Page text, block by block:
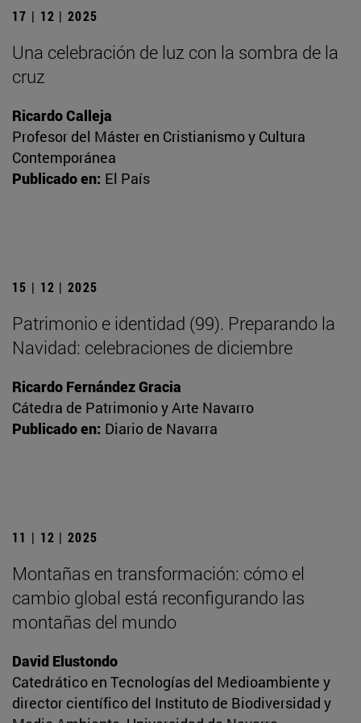
17 | 12 | 2025
Una celebración de luz con la sombra de la
cruz
Ricardo Calleja
Profesor del Máster en Cristianismo y Cultura
Contemporánea
Publicado en: El País
15 | 12 | 2025
Patrimonio e identidad (99). Preparando la
Navidad: celebraciones de diciembre
Ricardo Fernández Gracia
Cátedra de Patrimonio y Arte Navarro
Publicado en: Diario de Navarra
11 | 12 | 2025
Montañas en transformación: cómo el
cambio global está reconfigurando las
montañas del mundo
David Elustondo
Catedrático en Tecnologías del Medioambiente y
director científico del Instituto de Biodiversidad y